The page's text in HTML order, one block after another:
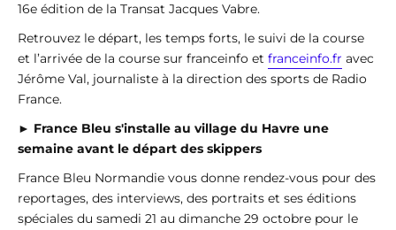
16e édition de la Transat Jacques Vabre.
Retrouvez le départ, les temps forts, le suivi de la course
et l’arrivée de la course sur franceinfo et franceinfo.fr avec
Jérôme Val, journaliste à la direction des sports de Radio
France.
► France Bleu s'installe au village du Havre une
semaine avant le départ des skippers
France Bleu Normandie vous donne rendez-vous pour des
reportages, des interviews, des portraits et ses éditions
spéciales du samedi 21 au dimanche 29 octobre pour le